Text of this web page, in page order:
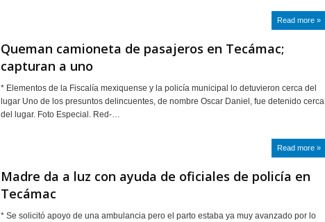
Read more »
Queman camioneta de pasajeros en Tecámac;
capturan a uno
* Elementos de la Fiscalía mexiquense y la policía municipal lo detuvieron cerca del
lugar Uno de los presuntos delincuentes, de nombre Oscar Daniel, fue detenido cerca
del lugar. Foto Especial. Red-…
Read more »
Madre da a luz con ayuda de oficiales de policía en
Tecámac
* Se solicitó apoyo de una ambulancia pero el parto estaba ya muy avanzado por lo